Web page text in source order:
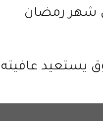
يستعيد عافيته